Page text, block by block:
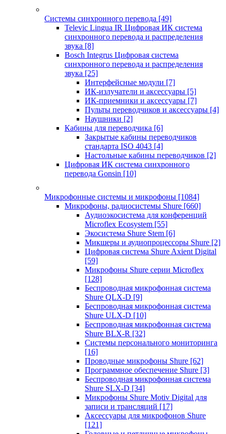
Системы синхронного перевода [49]
Televic Lingua IR Цифровая ИК система
синхронного перевода и распределения
звука [8]
Bosch Integrus Цифровая система
синхронного перевода и распределения
звука [25]
Интерфейсные модули [7]
ИК-излучатели и аксессуары [5]
ИК-приемники и аксессуары [7]
Пульты переводчиков и аксессуары [4]
Наушники [2]
Кабины для переводчика [6]
Закрытые кабины переводчиков
стандарта ISO 4043 [4]
Настольные кабины переводчиков [2]
Цифровая ИК система синхронного
перевода Gonsin [10]
Микрофонные системы и микрофоны [1084]
Микрофоны, радиосистемы Shure [660]
Аудиоэкосистема для конференций
Microflex Ecosystem [55]
Экосистема Shure Stem [6]
Микшеры и аудиопроцессоры Shure [2]
Цифровая система Shure Axient Digital
[59]
Микрофоны Shure серии Microflex
[128]
Беспроводная микрофонная система
Shure QLX-D [9]
Беспроводная микрофонная система
Shure ULX-D [10]
Беспроводная микрофонная система
Shure BLX-R [32]
Системы персонального мониторинга
[16]
Проводные микрофоны Shure [62]
Программное обеспечение Shure [3]
Беспроводная микрофонная система
Shure SLX-D [34]
Микрофоны Shure Motiv Digital для
записи и трансляций [17]
Аксессуары для микрофонов Shure
[121]